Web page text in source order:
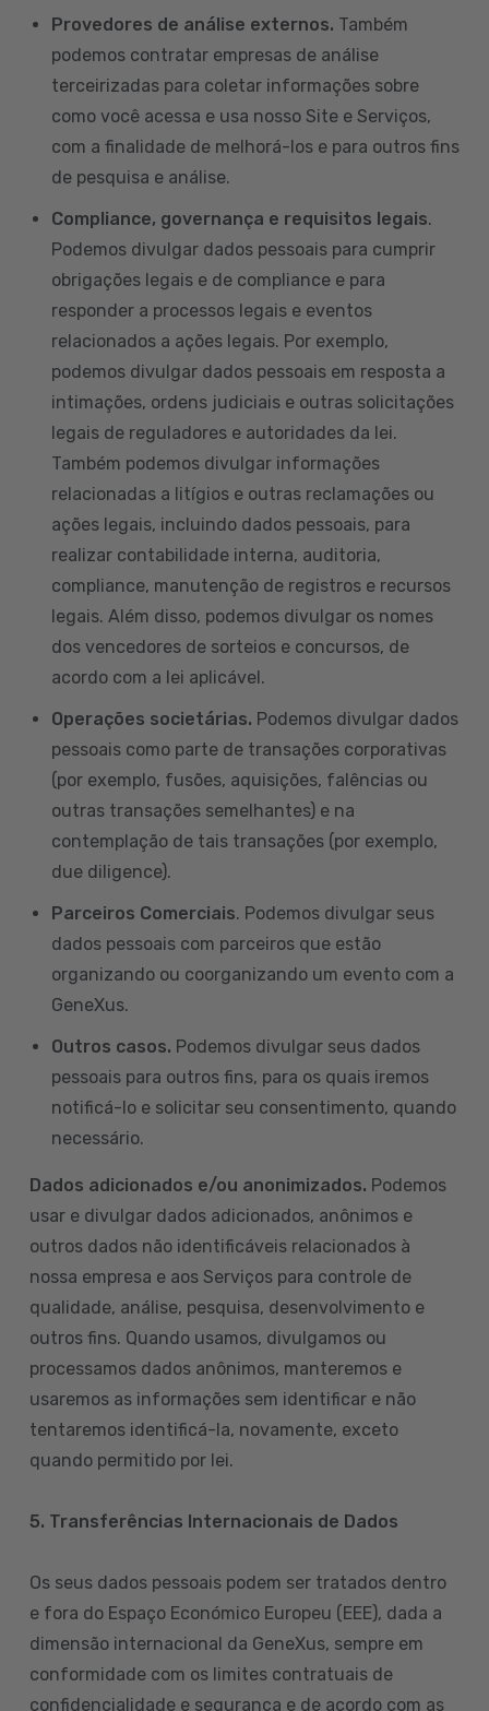
Provedores de análise externos. Também
podemos contratar empresas de análise
terceirizadas para coletar informações sobre
como você acessa e usa nosso Site e Serviços,
com a finalidade de melhorá-los e para outros fins
de pesquisa e análise.
Compliance, governança e requisitos legais.
Podemos divulgar dados pessoais para cumprir
obrigações legais e de compliance e para
responder a processos legais e eventos
relacionados a ações legais. Por exemplo,
podemos divulgar dados pessoais em resposta a
intimações, ordens judiciais e outras solicitações
legais de reguladores e autoridades da lei.
Também podemos divulgar informações
relacionadas a litígios e outras reclamações ou
ações legais, incluindo dados pessoais, para
realizar contabilidade interna, auditoria,
compliance, manutenção de registros e recursos
legais. Além disso, podemos divulgar os nomes
dos vencedores de sorteios e concursos, de
acordo com a lei aplicável.
Operações societárias. Podemos divulgar dados
pessoais como parte de transações corporativas
(por exemplo, fusões, aquisições, falências ou
outras transações semelhantes) e na
contemplação de tais transações (por exemplo,
due diligence).
Parceiros Comerciais. Podemos divulgar seus
dados pessoais com parceiros que estão
organizando ou coorganizando um evento com a
GeneXus.
Outros casos. Podemos divulgar seus dados
pessoais para outros fins, para os quais iremos
notificá-lo e solicitar seu consentimento, quando
necessário.
Dados adicionados e/ou anonimizados. Podemos
usar e divulgar dados adicionados, anônimos e
outros dados não identificáveis relacionados à
nossa empresa e aos Serviços para controle de
qualidade, análise, pesquisa, desenvolvimento e
outros fins. Quando usamos, divulgamos ou
processamos dados anônimos, manteremos e
usaremos as informações sem identificar e não
tentaremos identificá-la, novamente, exceto
quando permitido por lei.
5. Transferências Internacionais de Dados
Os seus dados pessoais podem ser tratados dentro
e fora do Espaço Económico Europeu (EEE), dada a
dimensão internacional da GeneXus, sempre em
conformidade com os limites contratuais de
confidencialidade e segurança e de acordo com as